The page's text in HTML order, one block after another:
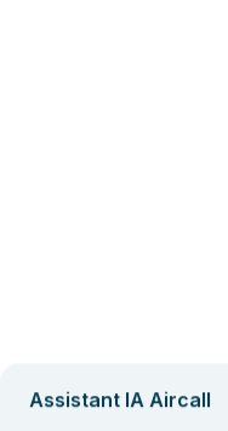
Assistant IA Aircall